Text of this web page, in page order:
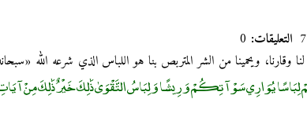
التعليقات:
وقارنا، ويحمينا من الشر المتربص بنا هو اللباس الذي شرعه الله
يُوَارِي سَوْآتِكُمْ وَرِيشًا وَلِبَاسُ التَّقْوَىٰ ذَٰلِكَ خَيْرٌ ذَٰلِكَ مِنْ آيَاتِ